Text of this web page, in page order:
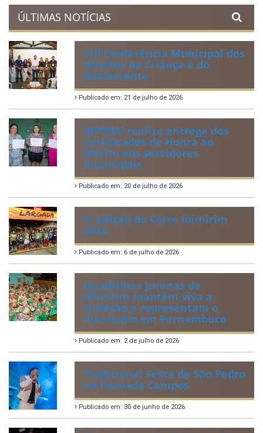
ÚLTIMAS NOTÍCIAS
VIII Conferência Municipal dos
Direitos da Criança e do
Adolescente
Publicado em: 21 de julho de 2026
IBIPREV realiza entrega dos
Certificados de Honra ao
Mérito aos servidores
municipais
Publicado em: 20 de julho de 2026
2ª edição do Corre Ibimirim
2026
Publicado em: 6 de julho de 2026
Quadrilhas Juninas de
Ibimirim mantêm viva a
tradição e representam o
munícipio em Pernambuco
Publicado em: 2 de julho de 2026
Tradicional Festa de São Pedro
no Povoado Campos
Publicado em: 30 de junho de 2026